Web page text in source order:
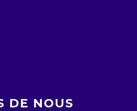
DE NOUS